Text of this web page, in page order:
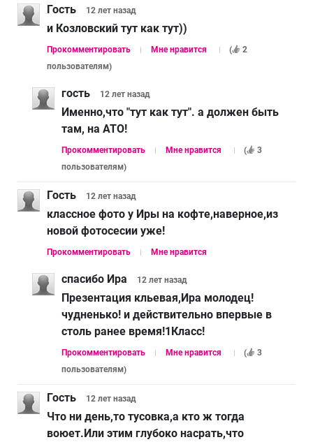
Гость 12 лет назад
и Козловский тут как тут))
Прокомментировать Мне нравится (
2
пользователям)
гость 12 лет назад
Именно,что "тут как тут". а должен быть
там, на АТО!
Прокомментировать Мне нравится (
3
пользователям)
Гость 12 лет назад
классное фото у Иры на кофте,наверное,из
новой фотосесии уже!
Прокомментировать Мне нравится
спасибо Ира 12 лет назад
Презентация кльевая,Ира молодец!
чудненько! и действительно впервые в
столь ранее время!1Класс!
Прокомментировать Мне нравится (
3
пользователям)
Гость 12 лет назад
Что ни день,то тусовка,а кто ж тогда
воюет.Или этим глубоко насрать,что